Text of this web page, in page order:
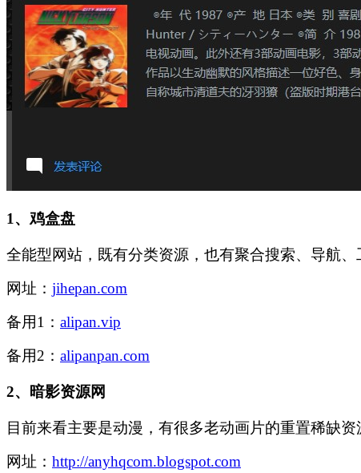
1、 鸡盒盘
全能型网站，既有分类资源，也有聚合搜索、导航、
网址： jihepan.com
备用1： alipan.vip
备用2： alipanpan.com
2、 暗影资源网
目前来看主要是动漫，有很多老动画片的重置稀缺
网址： http://anyhqcom.blogspot.com